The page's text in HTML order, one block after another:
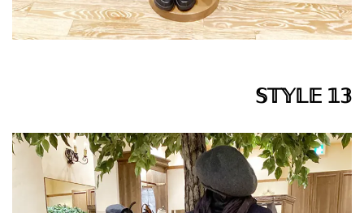
𝕊𝕋𝕐𝕃𝔼 𝟙𝟛